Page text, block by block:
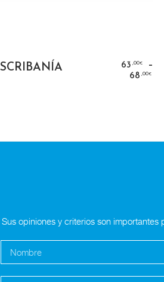
SELECT OPTIONS
63 ,00€ –
68 ,00€
Sus opiniones y criterios son